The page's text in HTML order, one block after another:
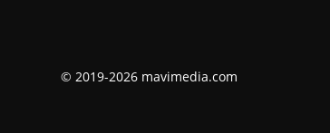
© 2019-2026 mavimedia.com